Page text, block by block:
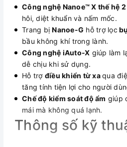
Công nghệ Nanoe™ X thế hệ 2
hôi, diệt khuẩn và nấm mốc.
Trang bị Nanoe-G hỗ trợ lọc
bầu không khí trong lành.
Công nghệ iAuto-X giúp làm
dễ chịu khi sử dụng.
Hỗ trợ điều khiển từ xaqua
tăng tính tiện lợi cho người
Chế độ kiểm soát độ ẩm giúp
mái mà không quá lạnh.
Thông số kỹ